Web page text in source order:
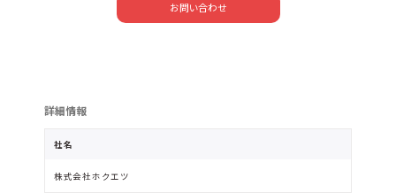
お問い合わせ
詳細情報
社名
株式会社ホクエツ